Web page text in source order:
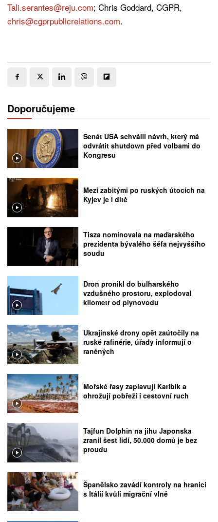
Tali.serantes@reju.com; Chris Goddard, CGPR,
chris@cgprpublicrelations.com.
Doporučujeme
Senát USA schválil návrh, který má
odvrátit shutdown před volbami do
Kongresu
Mezi zabitými po ruských útocích na
Kyjev je i dítě
Tisza nominovala na maďarského
prezidenta bývalého šéfa nejvyššího
soudu
Dron pronikl do bulharského
vzdušného prostoru, explodoval
kilometr od plynovodu
Ukrajinské drony opět zaútočily na
ruské rafinérie, úřady informují o
raněných
Mořské řasy zaplavují Karibik a
ohrožují pobřeží i cestovní ruch
Tajfun Dolphin na jihu Japonska
zranil šest lidí, 50.000 domů je bez
proudu
Španělsko zavádí kontroly na hranici
s Itálií kvůli migrační vlně